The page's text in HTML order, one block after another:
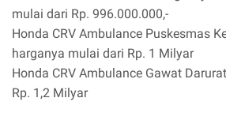
mulai dari Rp. 996.000.000,-
Honda CRV Ambulance Puskesmas
harganya mulai dari Rp. 1 Milyar
Honda CRV Ambulance Gawat
Rp. 1,2 Milyar